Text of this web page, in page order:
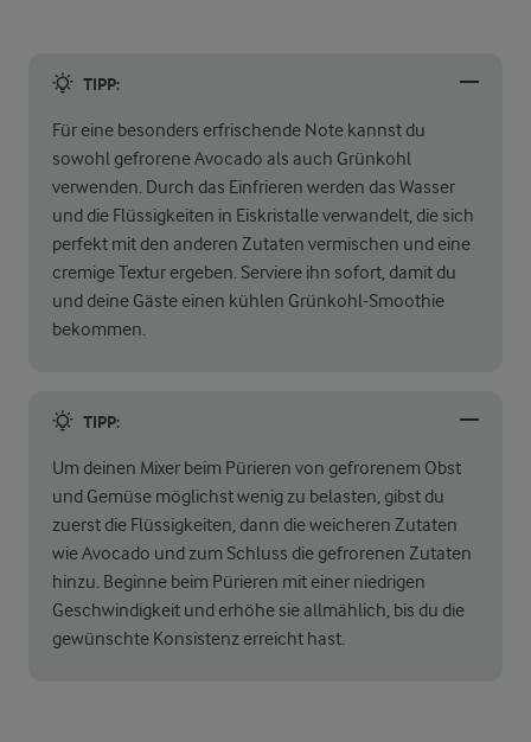
TIPP:
Für eine besonders erfrischende Note kannst du
sowohl gefrorene Avocado als auch Grünkohl
verwenden. Durch das Einfrieren werden das Wasser
und die Flüssigkeiten in Eiskristalle verwandelt, die sich
perfekt mit den anderen Zutaten vermischen und eine
cremige Textur ergeben. Serviere ihn sofort, damit du
und deine Gäste einen kühlen Grünkohl-Smoothie
bekommen.
TIPP:
Um deinen Mixer beim Pürieren von gefrorenem Obst
und Gemüse möglichst wenig zu belasten, gibst du
zuerst die Flüssigkeiten, dann die weicheren Zutaten
wie Avocado und zum Schluss die gefrorenen Zutaten
hinzu. Beginne beim Pürieren mit einer niedrigen
Geschwindigkeit und erhöhe sie allmählich, bis du die
gewünschte Konsistenz erreicht hast.